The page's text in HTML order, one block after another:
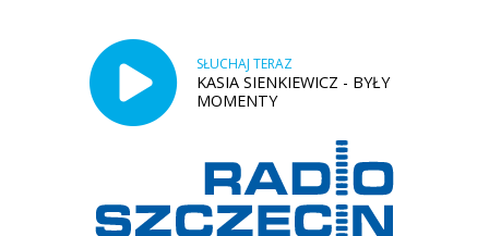
SŁUCHAJ TERAZ
KASIA SIENKIEWICZ - BYŁY
MOMENTY